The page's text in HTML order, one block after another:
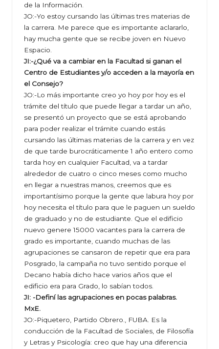
de la Información.
JO:-Yo estoy cursando las últimas tres materias de
la carrera. Me parece que es importante aclararlo,
hay mucha gente que se recibe joven en Nuevo
Espacio.
JI:-¿Qué va a cambiar en la Facultad si ganan el
Centro de Estudiantes y/o acceden a la mayoría en
el Consejo?
JO:-Lo más importante creo yo hoy por hoy es el
trámite del título que puede llegar a tardar un año,
se presentó un proyecto que se está aprobando
para poder realizar el trámite cuando estás
cursando las últimas materias de la carrera y en vez
de que tarde burocráticamente 1 año entero como
tarda hoy en cualquier Facultad, va a tardar
alrededor de cuatro o cinco meses como mucho
en llegar a nuestras manos, creemos que es
importantísimo porque la gente que labura hoy por
hoy necesita el título para que le paguen un sueldo
de graduado y no de estudiante. Que el edificio
nuevo genere 15000 vacantes para la carrera de
grado es importante, cuando muchas de las
agrupaciones se cansaron de repetir que era para
Posgrado, la campaña no tuvo sentido porque el
Decano había dicho hace varios años que el
edificio era para Grado, lo sabían todos.
JI: -Definí las agrupaciones en pocas palabras.
MxE.
JO:-Piquetero, Partido Obrero., FUBA. Es la
conducción de la Facultad de Sociales, de Filosofía
y Letras y Psicología: creo que hay una diferencia